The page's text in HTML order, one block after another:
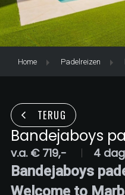
Home Padelreizen
TERUG
Bandejaboys
v.a. € 719,- 4
Bandejaboys
Welcome to